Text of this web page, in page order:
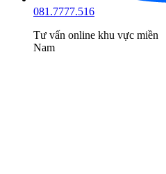
081.7777.516
Tư vấn online khu vực miền
Nam